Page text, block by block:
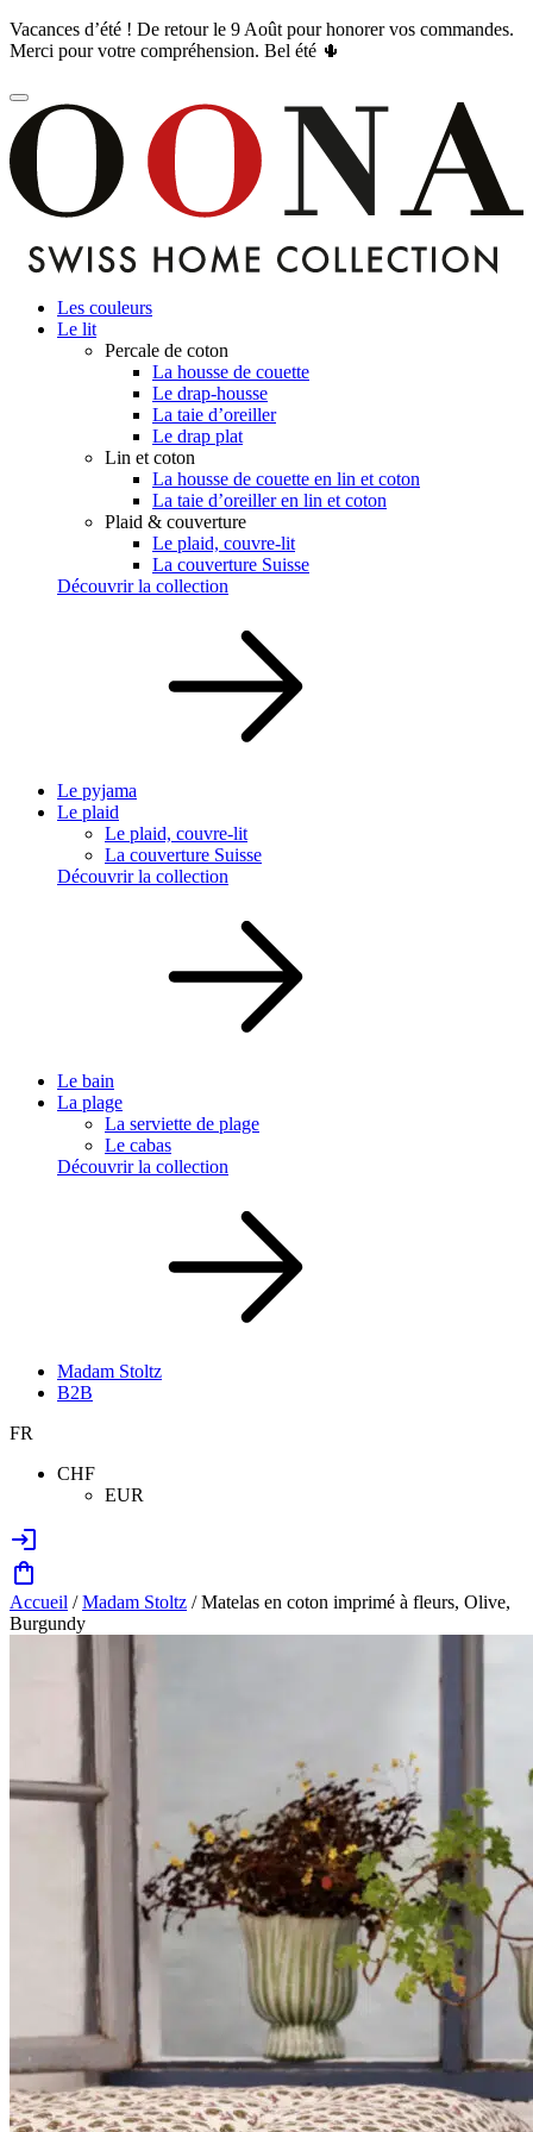
Vacances d’été ! De retour le 9 Août pour honorer vos commandes.
Merci pour votre compréhension. Bel été 🌵
Les couleurs
Le lit
Percale de coton
La housse de couette
Le drap-housse
La taie d’oreiller
Le drap plat
Lin et coton
La housse de couette en lin et coton
La taie d’oreiller en lin et coton
Plaid & couverture
Le plaid, couvre-lit
La couverture Suisse
Découvrir la collection
Le pyjama
Le plaid
Le plaid, couvre-lit
La couverture Suisse
Découvrir la collection
Le bain
La plage
La serviette de plage
Le cabas
Découvrir la collection
Madam Stoltz
B2B
FR
CHF
EUR
Accueil /Madam Stoltz / Matelas en coton imprimé à fleurs, Olive,
Burgundy